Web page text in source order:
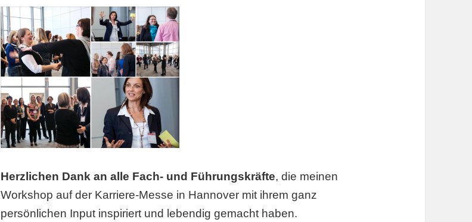
Herzlichen Dank an alle Fach- und Führungskräfte, die meinen
Workshop auf der Karriere-Messe in Hannover mit ihrem ganz
persönlichen Input inspiriert und lebendig gemacht haben.